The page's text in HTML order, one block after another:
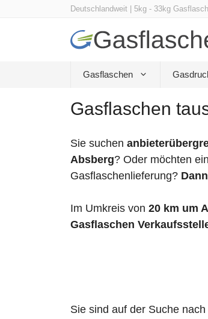
Deutschlandweit | 5kg - 33kg
Gasflaschen
Gasflaschen
Sie suchen
Absberg? Oder möchten
Gasflaschenlieferung?
Im Umkreis von 20 km um
Gasflaschen
Sie sind auf der Suche